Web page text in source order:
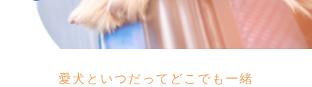
愛犬といつだってどこでも一緒